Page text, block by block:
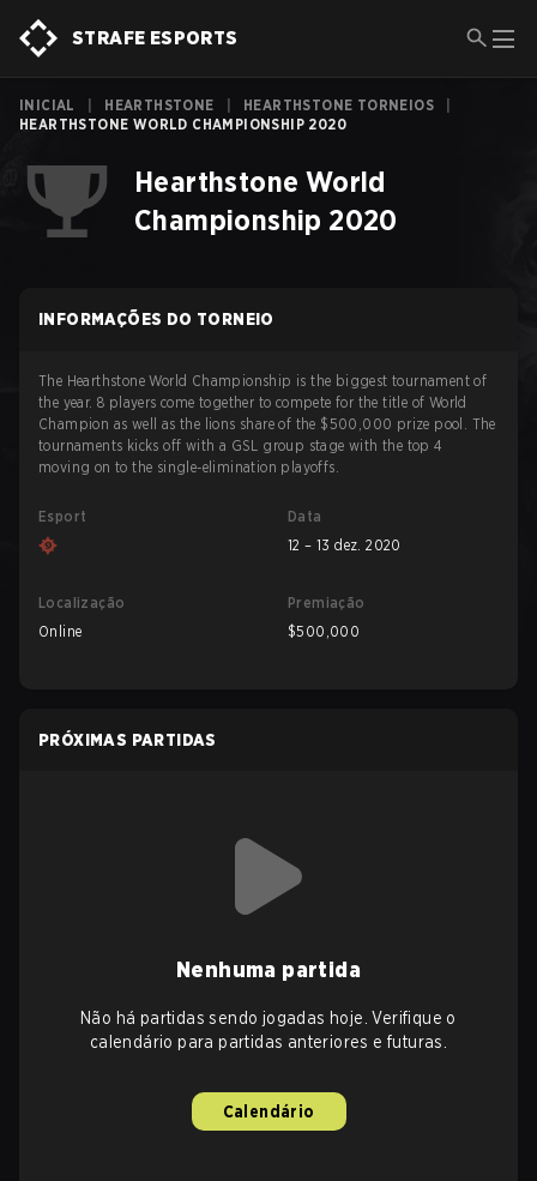
STRAFE ESPORTS
INICIAL HEARTHSTONE HEARTHSTONE TORNEIOS
HEARTHSTONE WORLD CHAMPIONSHIP 2020
Hearthstone World
Championship 2020
INFORMAÇÕES DO TORNEIO
The Hearthstone World Championship is the biggest tournament of
the year. 8 players come together to compete for the title of World
Champion as well as the lions share of the $500,000 prize pool. The
tournaments kicks off with a GSL group stage with the top 4
moving on to the single-elimination playoffs.
Esport
Data
12 – 13 dez. 2020
Localização
Online
Premiação
$500,000
PRÓXIMAS PARTIDAS
Nenhuma partida
Não há partidas sendo jogadas hoje. Verifique o
calendário para partidas anteriores e futuras.
Calendário